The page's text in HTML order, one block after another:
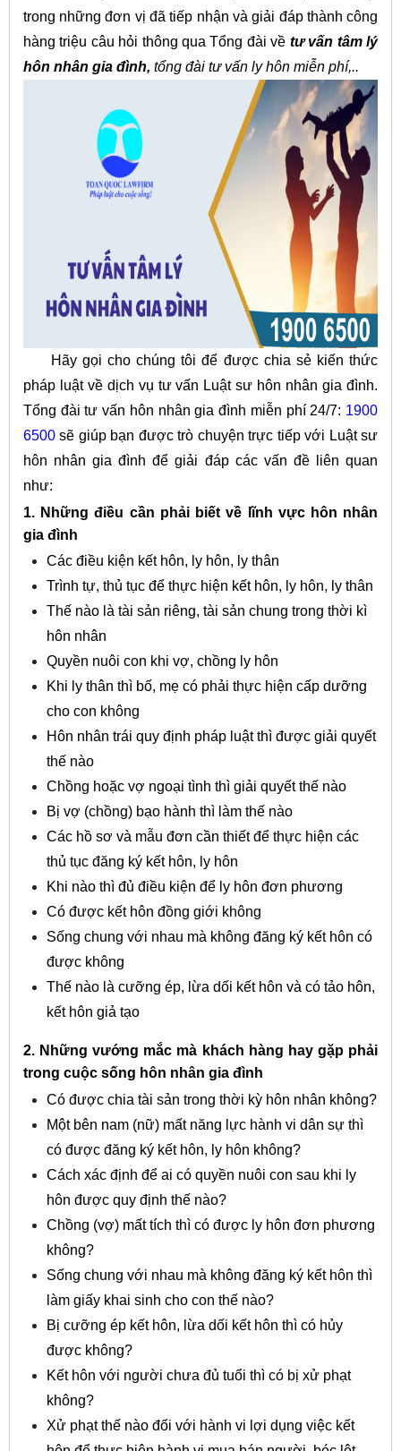
trong những đơn vị đã tiếp nhận và giải đáp thành công
hàng triệu câu hỏi thông qua Tổng đài về tư vấn tâm lý
hôn nhân gia đình, tổng đài tư vấn ly hôn miễn phí,..
Hãy gọi cho chúng tôi để được chia sẻ kiến thức
pháp luật về dịch vụ tư vấn Luật sư hôn nhân gia đình.
Tổng đài tư vấn hôn nhân gia đình miễn phí 24/7: 1900
6500sẽ giúp bạn được trò chuyện trực tiếp với Luật sư
hôn nhân gia đình để giải đáp các vấn đề liên quan
như:
1. Những điều cần phải biết về lĩnh vực hôn nhân
gia đình
Các điều kiện kết hôn, ly hôn, ly thân
Trình tự, thủ tục để thực hiện kết hôn, ly hôn, ly thân
Thế nào là tài sản riêng, tài sản chung trong thời kì
hôn nhân
Quyền nuôi con khi vợ, chồng ly hôn
Khi ly thân thì bố, mẹ có phải thực hiện cấp dưỡng
cho con không
Hôn nhân trái quy định pháp luật thì được giải quyết
thế nào
Chồng hoặc vợ ngoại tình thì giải quyết thế nào
Bị vợ (chồng) bạo hành thì làm thế nào
Các hồ sơ và mẫu đơn cần thiết để thực hiện các
thủ tục đăng ký kết hôn, ly hôn
Khi nào thì đủ điều kiện để ly hôn đơn phương
Có được kết hôn đồng giới không
Sống chung với nhau mà không đăng ký kết hôn có
được không
Thế nào là cưỡng ép, lừa dối kết hôn và có tảo hôn,
kết hôn giả tạo
2. Những vướng mắc mà khách hàng hay gặp phải
trong cuộc sống hôn nhân gia đình
Có được chia tài sản trong thời kỳ hôn nhân không?
Một bên nam (nữ) mất năng lực hành vi dân sự thì
có được đăng ký kết hôn, ly hôn không?
Cách xác định để ai có quyền nuôi con sau khi ly
hôn được quy định thế nào?
Chồng (vợ) mất tích thì có được ly hôn đơn phương
không?
Sống chung với nhau mà không đăng ký kết hôn thì
làm giấy khai sinh cho con thế nào?
Bị cưỡng ép kết hôn, lừa dối kết hôn thì có hủy
được không?
Kết hôn với người chưa đủ tuổi thì có bị xử phạt
không?
Xử phạt thế nào đối với hành vi lợi dụng việc kết